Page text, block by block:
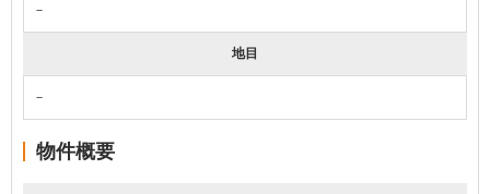
－
地目
－
物件概要